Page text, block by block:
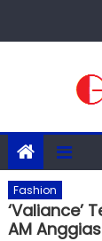
Fashion
‘Valiance’
AM